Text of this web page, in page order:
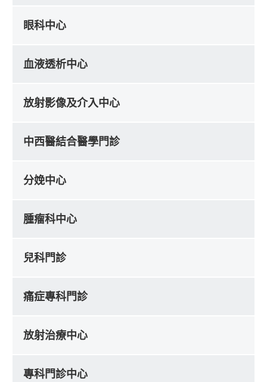
眼科中心
血液透析中心
放射影像及介入中心
中西醫結合醫學門診
分娩中心
腫瘤科中心
兒科門診
痛症專科門診
放射治療中心
專科門診中心